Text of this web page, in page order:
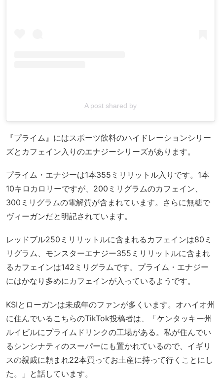
A post shared by
『プライム』にはスポーツ飲料のハイドレーションシリー
ズとカフェイン入りのエナジーシリーズがあります。
プライム・エナジーは1本355ミリリットル入りです。1本
10キロカロリーですが、200ミリグラムのカフェイン、
300ミリグラムの電解質が含まれています。さらに無糖で
ヴィーガンだと明記されています。
レッドブル250ミリリットルに含まれるカフェインは80ミ
リグラム、モンスターエナジー355ミリリットルに含まれ
るカフェインは142ミリグラムです。プライム・エナジー
にはかなり多めにカフェインが入っているようです。
KSIとローガンは未成年のファンが多くいます。オハイオ州
に住んでいるこちらのTikTok投稿者は、「ケンタッキー州
ルイビルにプライムドリンクの工場がある。私が住んでい
るシンシナティのスーパーにも置かれているので、イギリ
スの親戚に頼まれ22本買ってお土産に持って行くことにし
た。」と話しています。